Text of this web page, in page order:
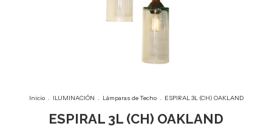
Inicio . ILUMINACIÓN . Lámparas de Techo . ESPIRAL 3L (CH) OAKLAND
ESPIRAL 3L (CH) OAKLAND